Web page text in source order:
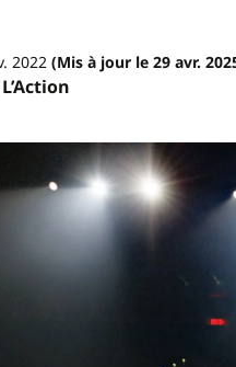
2022 (Mis à jour le 29 avr.